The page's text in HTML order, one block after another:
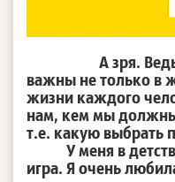
А зря. Ведь
важны не только в
жизни каждого
нам, кем мы
т.е. какую выбрать
У меня в
игра. Я очень